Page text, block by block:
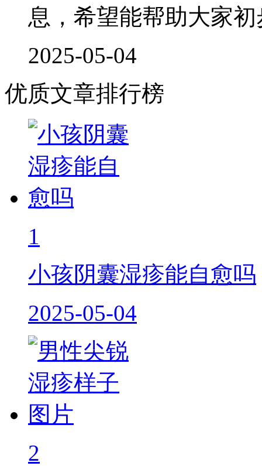
息，希望能帮助大家初
2025-05-04
优质文章排行榜
1
小孩阴囊湿疹能自愈吗
2025-05-04
2